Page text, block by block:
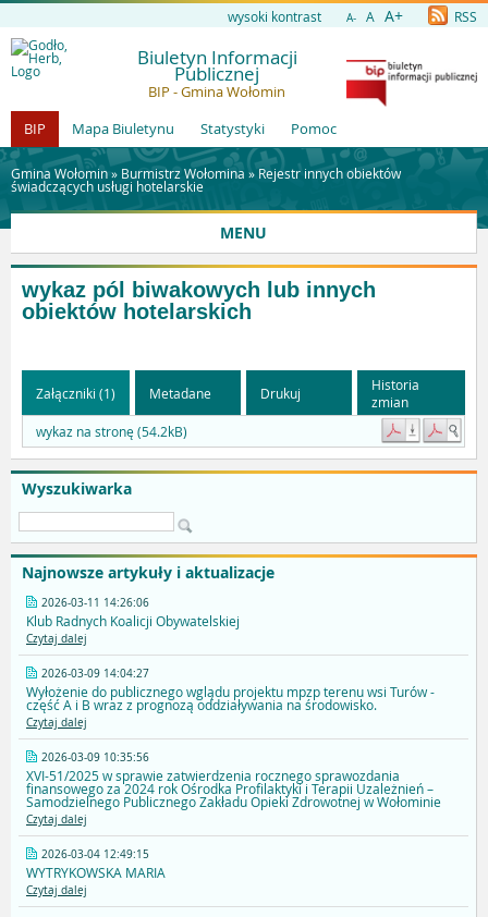
wysoki kontrast A- A A+ RSS
Biuletyn Informacji
Publicznej
BIP - Gmina Wołomin
BIP
Mapa Biuletynu Statystyki Pomoc
Gmina Wołomin » Burmistrz Wołomina »Rejestr innych obiektów
świadczących usługi hotelarskie
MENU
Wyszukiwarka
Najnowsze artykuły i aktualizacje
2026-03-11 14:26:06
Klub Radnych Koalicji Obywatelskiej
Czytaj dalej
2026-03-09 14:04:27
Wyłożenie do publicznego wglądu projektu mpzp terenu wsi Turów -
część A i B wraz z prognozą oddziaływania na środowisko.
Czytaj dalej
2026-03-09 10:35:56
XVI-51/2025 w sprawie zatwierdzenia rocznego sprawozdania
finansowego za 2024 rok Ośrodka Profilaktyki i Terapii Uzależnień –
Samodzielnego Publicznego Zakładu Opieki Zdrowotnej w Wołominie
Czytaj dalej
2026-03-04 12:49:15
WYTRYKOWSKA MARIA
Czytaj dalej
wykaz pól biwakowych lub innych
obiektów hotelarskich
Załączniki (1) Metadane Drukuj
Historia
zmian
wykaz na stronę (54.2kB)